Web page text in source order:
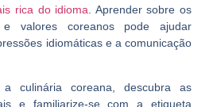
rica do idioma . Aprender sobre os
e valores coreanos pode ajudar
idiomáticase a comunicação
culinária coreana, descubra as
e familiarize-se com a etiqueta